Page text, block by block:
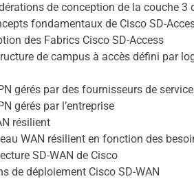
de conception de la couche 3
fondamentaux de Cisco SD-
des Fabrics Cisco SD-Access
de campus à accès défini par
gérés par des fournisseurs de
gérés par l’entreprise
résilient
WAN résilient en fonction des
SD-WAN de Cisco
de déploiement Cisco SD-WAN